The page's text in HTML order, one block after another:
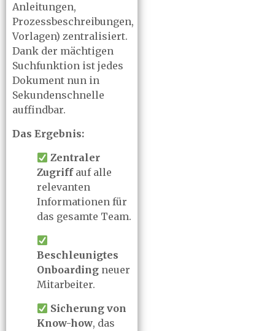
Anleitungen,
Prozessbeschreibungen,
Vorlagen) zentralisiert.
Dank der mächtigen
Suchfunktion ist jedes
Dokument nun in
Sekundenschnelle
auffindbar.
Das Ergebnis:
Zentraler
Zugriffauf alle
relevanten
Informationen für
das gesamte Team.
Beschleunigtes
Onboarding neuer
Mitarbeiter.
Sicherung von
Know-how, das